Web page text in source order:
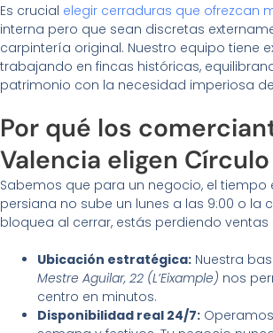
Es crucial elegir cerraduras que ofrezcan
interna pero que sean discretas
carpintería original. Nuestro equipo tiene
trabajando en fincas históricas,
patrimonio con la necesidad imperiosa
Por qué los
Valencia eligen
Sabemos que para un negocio, el tiempo
persiana no sube un lunes a las 9:00 o la
bloquea al cerrar, estás perdiendo ventas
Ubicación estratégica: Nuestra
Mestre Aguilar, 22 (L’Eixample) nos
centro en minutos.
Disponibilidad real 24/7: